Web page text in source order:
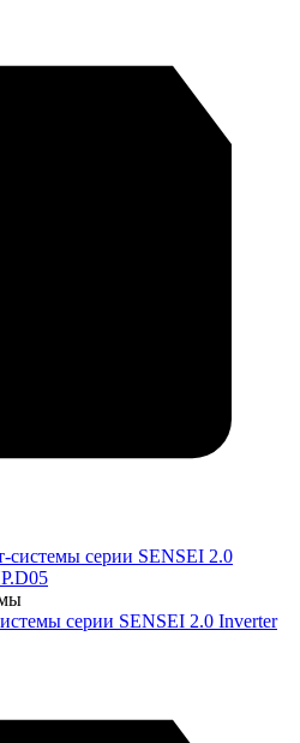
серии SENSEI 2.0 Inverter